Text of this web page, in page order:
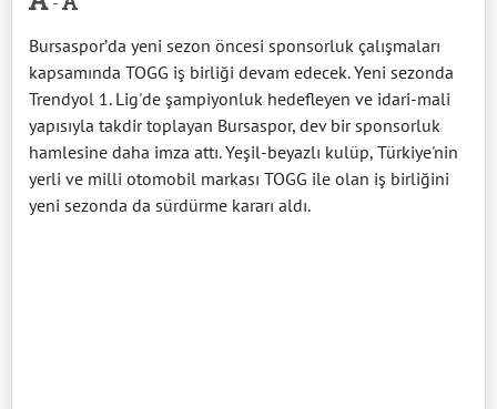
Bursaspor’da yeni sezon öncesi sponsorluk çalışmaları
kapsamında TOGG iş birliği devam edecek. Yeni sezonda
Trendyol 1. Lig'de şampiyonluk hedefleyen ve idari-mali
yapısıyla takdir toplayan Bursaspor, dev bir sponsorluk
hamlesine daha imza attı. Yeşil-beyazlı kulüp, Türkiye'nin
yerli ve milli otomobil markası TOGG ile olan iş birliğini
yeni sezonda da sürdürme kararı aldı.